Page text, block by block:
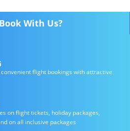
With Us?
flight bookings with attractive
on flight tickets, holiday packages,
on all inclusive packages